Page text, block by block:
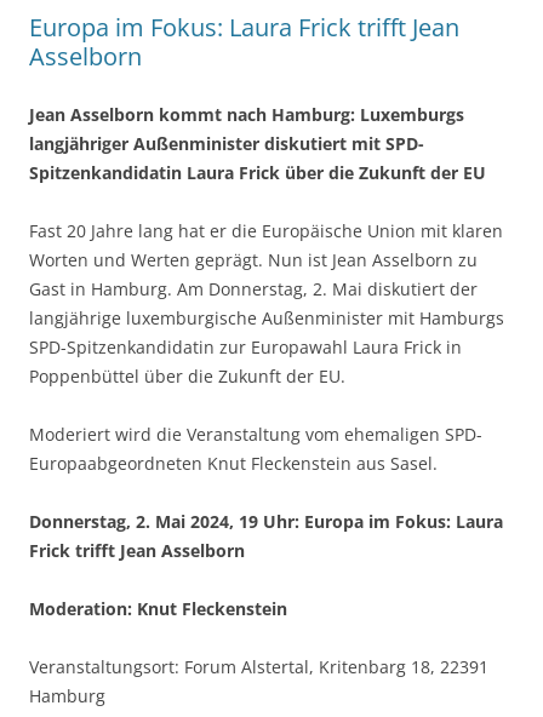
Europa im Fokus: Laura Frick trifft Jean
Asselborn
Jean Asselborn kommt nach Hamburg: Luxemburgs
langjähriger Außenminister diskutiert mit SPD-
Spitzenkandidatin Laura Frick über die Zukunft der EU
Fast 20 Jahre lang hat er die Europäische Union mit klaren
Worten und Werten geprägt. Nun ist Jean Asselborn zu
Gast in Hamburg. Am Donnerstag, 2. Mai diskutiert der
langjährige luxemburgische Außenminister mit Hamburgs
SPD-Spitzenkandidatin zur Europawahl Laura Frick in
Poppenbüttel über die Zukunft der EU.
Moderiert wird die Veranstaltung vom ehemaligen SPD-
Europaabgeordneten Knut Fleckenstein aus Sasel.
Donnerstag, 2. Mai 2024, 19 Uhr: Europa im Fokus: Laura
Frick trifft Jean Asselborn
Moderation: Knut Fleckenstein
Veranstaltungsort: Forum Alstertal, Kritenbarg 18, 22391
Hamburg